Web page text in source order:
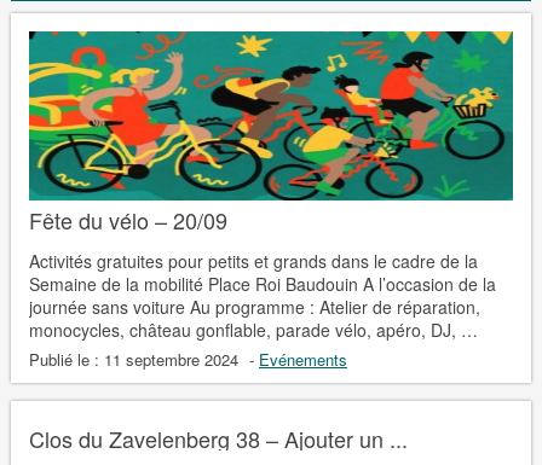
Fête du vélo – 20/09
Activités gratuites pour petits et grands dans le cadre de la
Semaine de la mobilité Place Roi Baudouin A l’occasion de la
journée sans voiture Au programme : Atelier de réparation,
monocycles, château gonflable, parade vélo, apéro, DJ, …
Publié le : 11 septembre 2024 - Evénements
Clos du Zavelenberg 38 – Ajouter un ...